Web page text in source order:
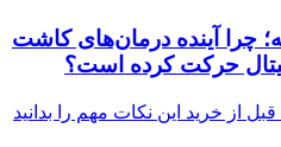
چرا آینده درمان‌های کاشت
حرکت کرده است؟